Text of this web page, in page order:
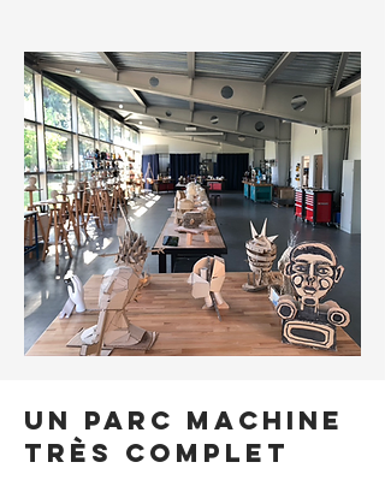
Un parc machine
très complet